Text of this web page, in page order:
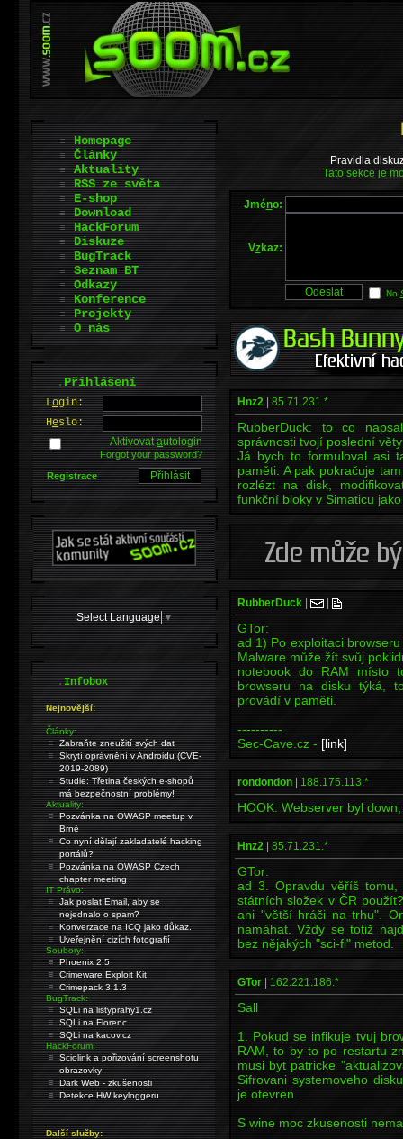
Pravidla
Tato sekce je
Jméno:
Vzkaz:
No
Hnz2 85.71.231.*
RubberDuck: to co
správnosti tvojí poslední
Já bych to formuloval asi
paměti. A pak pokračuje
rozlézt na disk,
funkční bloky v Simaticu
RubberDuck
GTor:
ad 1) Po exploitaci
Malware může žít svůj
notebook do RAM místo
browseru na disku týká,
provádí v paměti.
----------
Sec-Cave.cz - [link]
rondondon 188.175.113.*
HOOK: Webserver byl
Hnz2 85.71.231.*
GTor:
ad 3. Opravdu věříš tomu,
státních složek v ČR
ani "větší hráči na trhu".
namáhat. Vždy se totiž
bez nějakých "sci-fi" metod.
GTor 162.221.186.*
Sall
1. Pokud se infikuje tvuj
RAM, to by to po restartu
musi byt patricke
Sifrovani systemoveho
je otevren.
S wine moc zkusenosti
Homepage
Články
Aktuality
RSS ze světa
E-shop
Download
HackForum
Diskuze
BugTrack
Seznam BT
Odkazy
Konference
Projekty
O nás
.Přihlášení
Login:
Heslo:
Aktivovatautologin
Forgot your password?
Registrace
Select Language ▼
.Infobox
Nejnovější:
Články:
Zabraňte zneužití svých dat
Skrytí oprávnění v Androidu (CVE-
2019-2089)
Studie: Třetina českých e-shopů
má bezpečnostní problémy!
Aktuality:
Pozvánka na OWASP meetup v
Brně
Co nyní dělají zakladatelé hacking
portálů?
Pozvánka na OWASP Czech
chapter meeting
IT Právo:
Jak poslat Email, aby se
nejednalo o spam?
Konverzace na ICQ jako důkaz.
Uveřejnění cizích fotografií
Soubory:
Phoenix 2.5
Crimeware Exploit Kit
Crimepack 3.1.3
BugTrack:
SQLi na listyprahy1.cz
SQLi na Florenc
SQLi na kacov.cz
HackForum:
Sciolink a pořizování screenshotu
obrazovky
Dark Web - zkušenosti
Detekce HW keyloggeru
Další služby: